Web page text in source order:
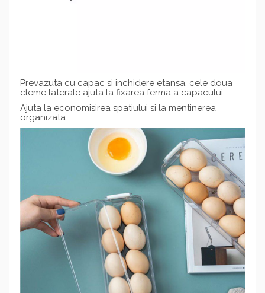
Prevazuta cu capac si inchidere etansa, cele doua
cleme laterale ajuta la fixarea ferma a capacului.
Ajuta la economisirea spatiului si la mentinerea
organizata.